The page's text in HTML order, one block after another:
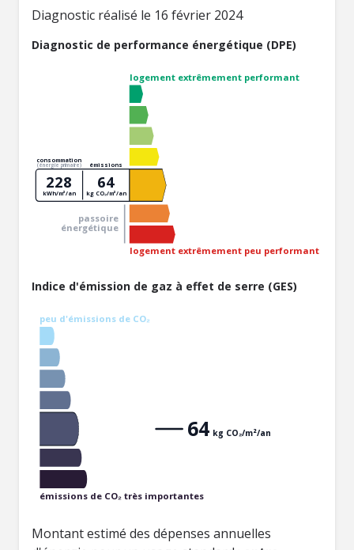
Diagnostic réalisé le 16 février 2024
Diagnostic de performance énergétique (DPE)
logement extrêmement performant
logement extrêmement peu performant
passoire
énergétique
consommation
(énergie primaire) émissions
228
kWh/m²/an
64
kg CO₂/m²/an
Indice d'émission de gaz à effet de serre (GES)
peu d'émissions de CO₂
émissions de CO₂ très importantes
64 kg CO₂/m²/an
Montant estimé des dépenses annuelles